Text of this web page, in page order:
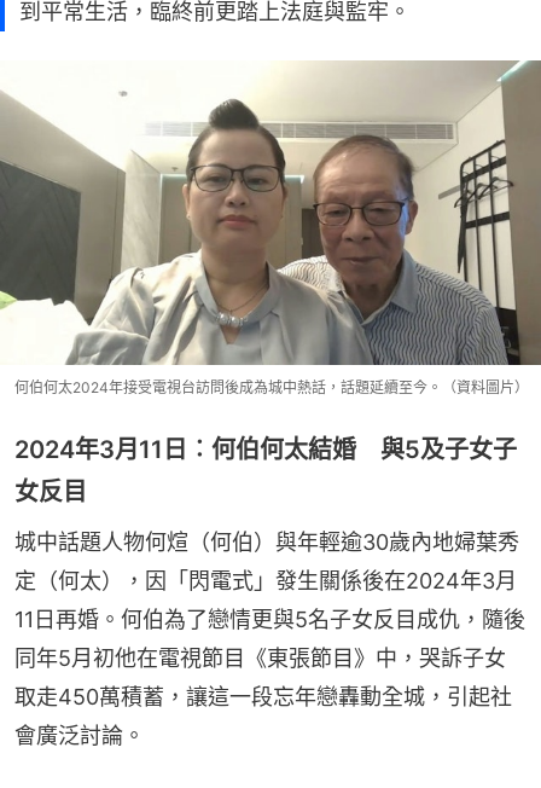
到平常生活，臨終前更踏上法庭與監牢。
何伯何太2024年接受電視台訪問後成為城中熱話，話題延續至今。（資料圖片）
2024年3月11日︰何伯何太結婚 與5及子女子
女反目
城中話題人物何煊（何伯）與年輕逾30歲內地婦葉秀
定（何太），因「閃電式」發生關係後在2024年3月
11日再婚。何伯為了戀情更與5名子女反目成仇，隨後
同年5月初他在電視節目《東張節目》中，哭訴子女
取走450萬積蓄，讓這一段忘年戀轟動全城，引起社
會廣泛討論。